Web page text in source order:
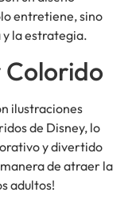
entretiene, sino
la estrategia.
Colorido
ilustraciones
de Disney, lo
y divertido
de atraer la
adultos!